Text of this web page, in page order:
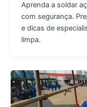
Aprenda a soldar
com segurança.
e dicas de
limpa.